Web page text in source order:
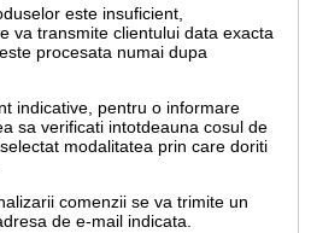
este insuficient,
va transmite clientului data exacta
procesata numai dupa
indicative, pentru o informare
sa verificati intotdeauna cosul de
modalitatea prin care doriti
comenzii se va trimite un
de e-mail indicata.